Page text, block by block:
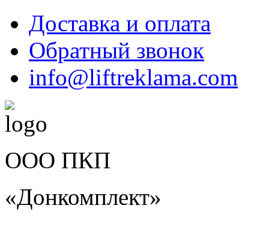
Доставка и оплата
Обратный звонок
info@liftreklama.com
ООО ПКП
«Донкомплект»